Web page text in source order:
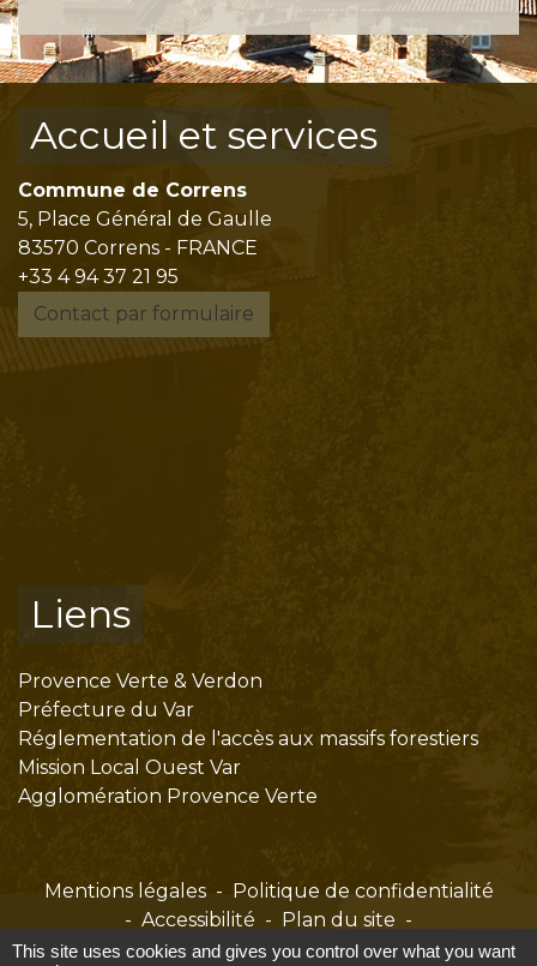
Accueil et services
Commune de Correns
5, Place Général de Gaulle
83570 Correns - FRANCE
+33 4 94 37 21 95
Contact par formulaire
Liens
Provence Verte & Verdon
Préfecture du Var
Réglementation de l'accès aux massifs forestiers
Mission Local Ouest Var
Agglomération Provence Verte
Mentions légales - Politique de confidentialité
- Accessibilité - Plan du site -
Gestion des cookies
This site uses cookies and gives you control over what you want